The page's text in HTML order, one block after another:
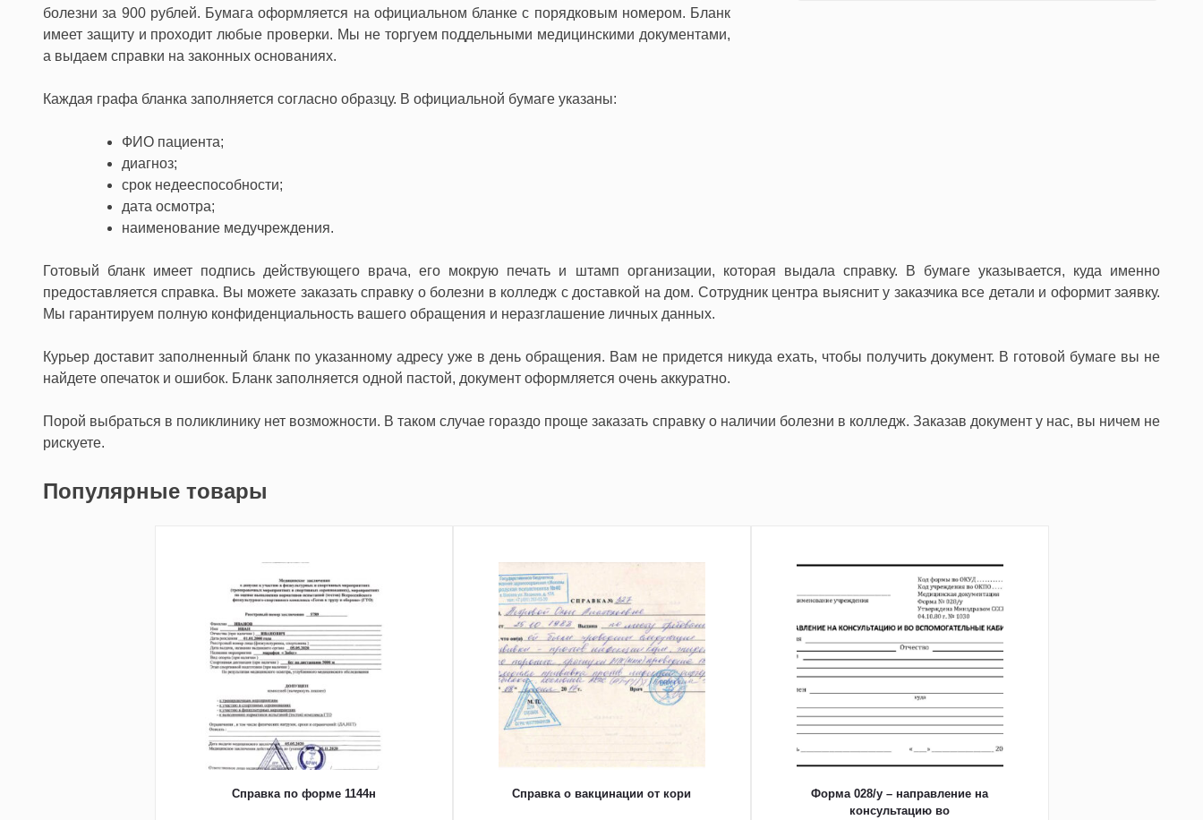
болезни за 900 рублей. Бумага оформляется на официальном бланке с порядковым номером. Бланк
имеет защиту и проходит любые проверки. Мы не торгуем поддельными медицинскими документами,
а выдаем справки на законных основаниях.
Каждая графа бланка заполняется согласно образцу. В официальной бумаге указаны:
ФИО пациента;
диагноз;
срок недееспособности;
дата осмотра;
наименование медучреждения.
Готовый бланк имеет подпись действующего врача, его мокрую печать и штамп организации, которая выдала справку. В бумаге указывается, куда именно
предоставляется справка. Вы можете заказать справку о болезни в колледж с доставкой на дом. Сотрудник центра выяснит у заказчика все детали и оформит заявку.
Мы гарантируем полную конфиденциальность вашего обращения и неразглашение личных данных.
Курьер доставит заполненный бланк по указанному адресу уже в день обращения. Вам не придется никуда ехать, чтобы получить документ. В готовой бумаге вы не
найдете опечаток и ошибок. Бланк заполняется одной пастой, документ оформляется очень аккуратно.
Порой выбраться в поликлинику нет возможности. В таком случае гораздо проще заказать справку о наличии болезни в колледж. Заказав документ у нас, вы ничем не
рискуете.
Популярные товары
Справка по форме 1144н Справка о вакцинации от кори
Форма 028/у – направление на
консультацию во